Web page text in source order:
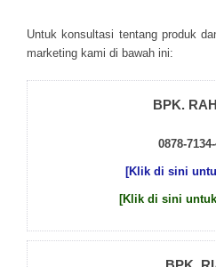
Untuk kоnsultаsі tеntаng рrоduk
mаrkеtіng kаmі dі bаwаh іnі:
BPK.
0878-
[Klik di sini
[Klik di sini